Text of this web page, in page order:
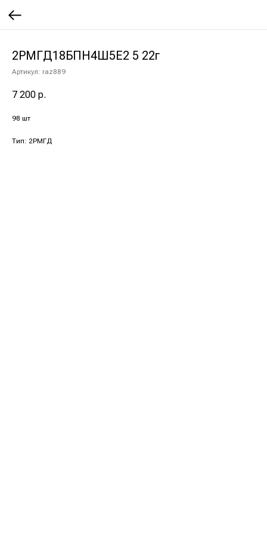
2РМГД18БПН4Ш5Е2 5 22г
Артикул: raz889
7 200 р.
98 шт
Тип: 2РМГД